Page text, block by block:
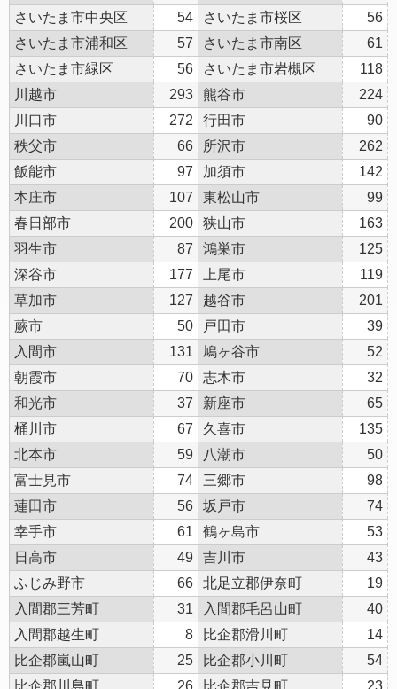
さいたま市中央区
54 さいたま市桜区
56
さいたま市浦和区
57 さいたま市南区
61
さいたま市緑区
56 さいたま市岩槻区
118
川越市
293 熊谷市
224
川口市
272 行田市
90
秩父市
66 所沢市
262
飯能市
97 加須市
142
本庄市
107 東松山市
99
春日部市
200 狭山市
163
羽生市
87 鴻巣市
125
深谷市
177 上尾市
119
草加市
127 越谷市
201
蕨市
50 戸田市
39
入間市
131 鳩ヶ谷市
52
朝霞市
70 志木市
32
和光市
37 新座市
65
桶川市
67 久喜市
135
北本市
59 八潮市
50
富士見市
74 三郷市
98
蓮田市
56 坂戸市
74
幸手市
61 鶴ヶ島市
53
日高市
49 吉川市
43
ふじみ野市
66 北足立郡伊奈町
19
入間郡三芳町
31 入間郡毛呂山町
40
入間郡越生町
8 比企郡滑川町
14
比企郡嵐山町
25 比企郡小川町
54
比企郡川島町
26 比企郡吉見町 23